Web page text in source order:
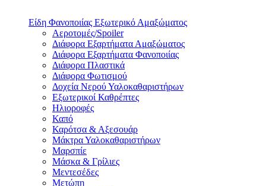
Είδη Φανοποιίας Εξωτερικό Αμαξώματος
Αεροτομές/Spoiler
Διάφορα Εξαρτήματα Αμαξώματος
Διάφορα Εξαρτήματα Φανοποιίας
Διάφορα Πλαστικά
Διάφορα Φωτισμού
Δοχεία Νερού Υαλοκαθαριστήρων
Εξωτερικοί Καθρέπτες
Ηλιοροφές
Καπό
Καρότσα & Αξεσουάρ
Μάκτρα Υαλοκαθαριστήρων
Μαρσπίε
Μάσκα & Γρίλιες
Μεντεσέδες
Μετώπη